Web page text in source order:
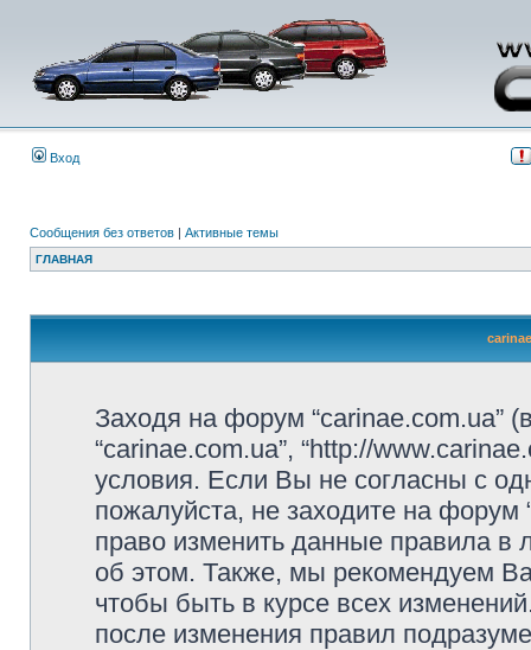
Вход
Сообщения без ответов | Активные темы
ГЛАВНАЯ
Заходя на форум
“carinae.com.ua”, “http://
условия. Если Вы не согласны с
пожалуйста, не заходите на
право изменить данные правила в
об этом. Также, мы рекомендуем
чтобы быть в курсе всех
после изменения правил